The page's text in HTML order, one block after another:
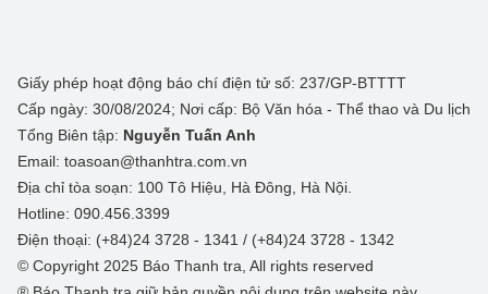
Giấy phép hoạt động báo chí điện tử số: 237/GP-BTTTT
Cấp ngày: 30/08/2024; Nơi cấp: Bộ Văn hóa - Thể thao và Du lịch
Tổng Biên tập: Nguyễn Tuấn Anh
Email: toasoan@thanhtra.com.vn
Địa chỉ tòa soạn: 100 Tô Hiệu, Hà Đông, Hà Nội.
Hotline: 090.456.3399
Điện thoại: (+84)24 3728 - 1341 / (+84)24 3728 - 1342
© Copyright 2025 Báo Thanh tra, All rights reserved